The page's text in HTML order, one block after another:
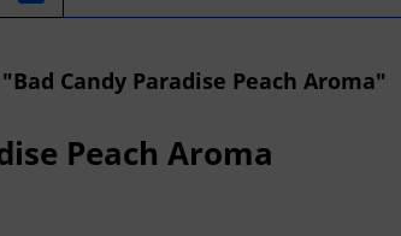
Candy Paradise Peach Aroma"
Peach Aroma